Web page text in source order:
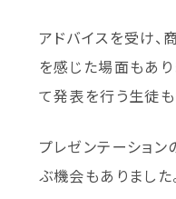
アドバイスを受け、
を感じた場面もあり
て発表を行う生徒も
プレゼンテーショ
ぶ機会もありました